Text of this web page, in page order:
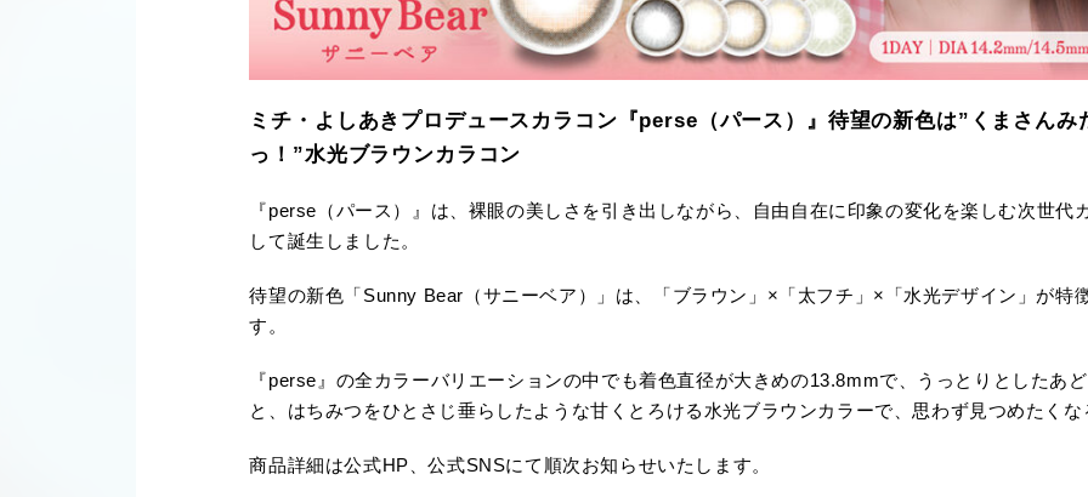
ミチ・よしあきプロデュースカラコン『perse（パース）』待望の新色は”くまさんみ
っ！”水光ブラウンカラコン
『perse（パース）』は、裸眼の美しさを引き出しながら、自由自在に印象の変化を楽しむ次世代
して誕生しました。
待望の新色「Sunny Bear（サニーベア）」は、「ブラウン」×「太フチ」×「水光デザイン」が特
す。
『perse』の全カラーバリエーションの中でも着色直径が大きめの13.8mmで、うっとりとしたあ
と、はちみつをひとさじ垂らしたような甘くとろける水光ブラウンカラーで、思わず見つめたくな
商品詳細は公式HP、公式SNSにて順次お知らせいたします。